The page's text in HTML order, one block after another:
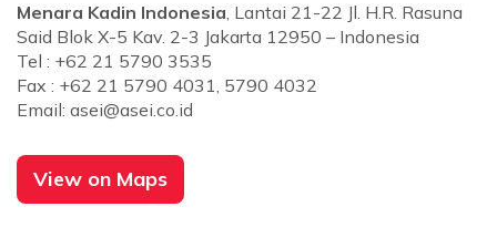
Menara Kadin Indonesia, Lantai 21-22 Jl. H.R. Rasuna
Said Blok X-5 Kav. 2-3 Jakarta 12950 – Indonesia
Tel : +62 21 5790 3535
Fax : +62 21 5790 4031, 5790 4032
Email: asei@asei.co.id
View on Maps